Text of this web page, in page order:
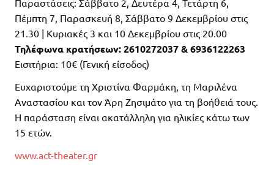
Παραστάσεις: Σάββατο 2, Δευτέρα 4, Τετάρτη 6,
Πέμπτη 7, Παρασκευή 8, Σάββατο 9 Δεκεμβρίου στις
21.30 | Κυριακές 3 και 10 Δεκεμβρίου στις 20.00
Τηλέφωνα κρατήσεων: 2610272037 & 6936122263
Εισιτήρια: 10€ (Γενική είσοδος)
Ευχαριστούμε τη Χριστίνα Φαρμάκη, τη Μαριλένα
Αναστασίου και τον Άρη Ζησιμάτο για τη βοήθειά τους.
Η παράσταση είναι ακατάλληλη για ηλικίες κάτω των
15 ετών.
www.act-theater.gr